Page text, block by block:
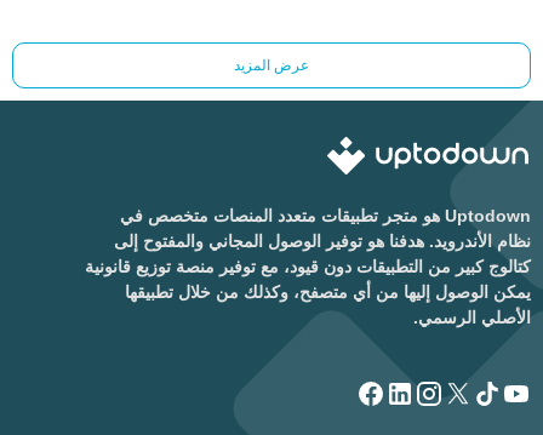
عرض المزيد
Uptodown هو متجر تطبيقات متعدد المنصات متخصص في
نظام الأندرويد. هدفنا هو توفير الوصول المجاني والمفتوح إلى
كتالوج كبير من التطبيقات دون قيود، مع توفير منصة توزيع قانونية
يمكن الوصول إليها من أي متصفح، وكذلك من خلال تطبيقها
الأصلي الرسمي.